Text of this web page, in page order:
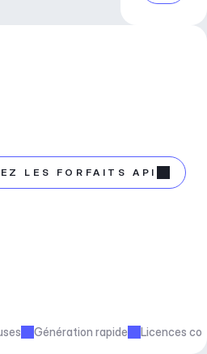
LES FORFAITS API
Génération rapide Licences